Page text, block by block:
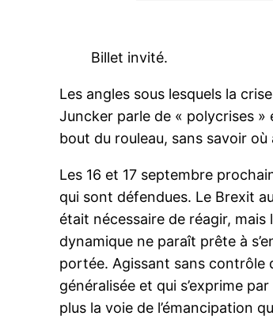
Billet invité.
Les angles sous lesquels la
Juncker parle de « polycrises »
bout du rouleau, sans savoir
Les 16 et 17 septembre
qui sont défendues. Le Brexit
était nécessaire de réagir, mais
dynamique ne paraît prête à
portée. Agissant sans contrôle
généralisée et qui s’exprime
plus la voie de l’émancipation